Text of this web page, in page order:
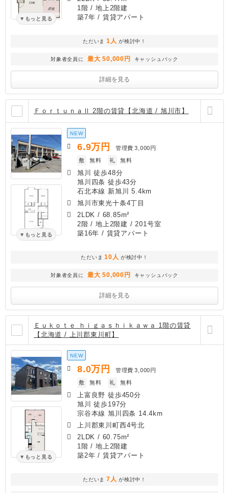
もっと見る
1階 / 地上2階建
築7年 / 賃貸アパート
ただいま 1人 が検討中！
対象者全員に 最大 50,000円 キャッシュバック
詳細を見る
ＦｏｒｔｕｎａⅡ 2階の賃貸【北海道 / 旭川市】
もっと見る
NEW
6.9万円 管理費 3,000円
敷
無料 礼 無料
旭川 徒歩48分
旭川四条 徒歩43分
石北本線 新旭川 5.4km
旭川市東光十条4丁目
2LDK / 68.85m²
2階 / 地上2階建 / 201号室
築16年 / 賃貸アパート
ただいま 10人 が検討中！
対象者全員に 最大 50,000円 キャッシュバック
詳細を見る
Ｅｕｋｏｔｅ ｈｉｇａｓｈｉｋａｗａ 1階の賃貸
【北海道 / 上川郡東川町】
もっと見る
NEW
8.0万円 管理費 3,000円
敷
無料 礼 無料
上富良野 徒歩450分
旭川 徒歩197分
宗谷本線 旭川四条 14.4km
上川郡東川町西4号北
2LDK / 60.75m²
1階 / 地上2階建
築2年 / 賃貸アパート
ただいま 7人 が検討中！